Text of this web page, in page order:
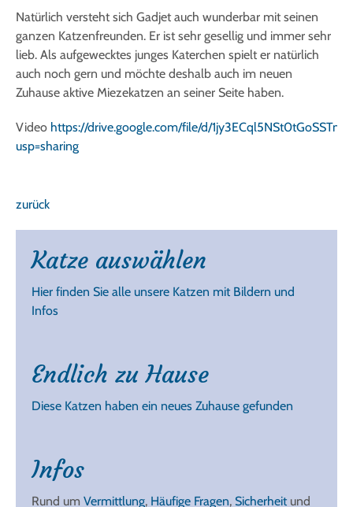
Natürlich versteht sich Gadjet auch wunderbar mit seinen
ganzen Katzenfreunden. Er ist sehr gesellig und immer sehr
lieb. Als aufgewecktes junges Katerchen spielt er natürlich
auch noch gern und möchte deshalb auch im neuen
Zuhause aktive Miezekatzen an seiner Seite haben.
Video https://drive.google.com/file/d/
usp=sharing
zurück
Katze auswählen
Hier finden Sie alle unsere Katzen mit Bildern und
Infos
Endlich zu Hause
Diese Katzen haben ein neues Zuhause gefunden
Infos
Rund um Vermittlung, Häufige Fragen, Sicherheitund